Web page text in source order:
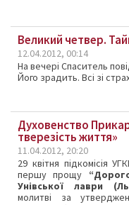
Великий четвер.
12.04.2012, 00:14
На вечері Спаситель
Його зрадить. Всі зі
Духовенство
тверезість життя»
11.04.2012, 20:20
29 квітня підкомісія
першу прощу
Унівської лаври
молитві за